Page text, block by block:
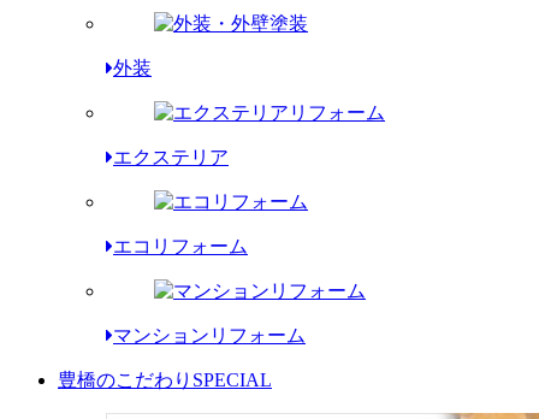
外装
エクステリア
エコリフォーム
マンションリフォーム
豊橋のこだわり SPECIAL